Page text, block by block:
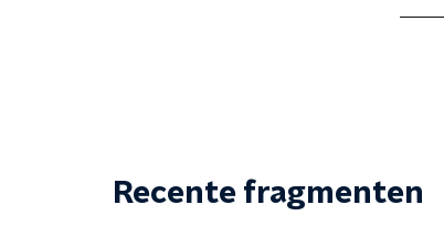
Recente fragmenten